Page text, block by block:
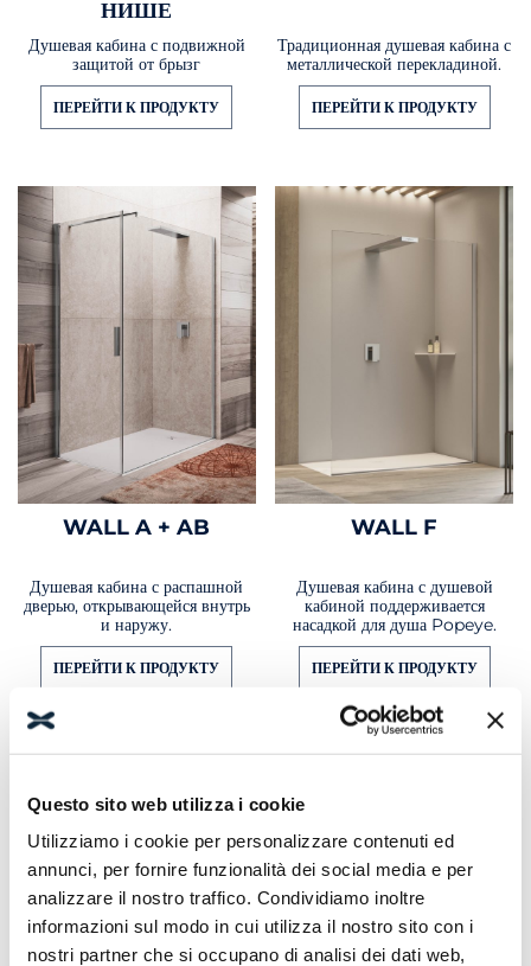
Questo sito web utilizza i cookie
Utilizziamo i cookie per personalizzare contenuti ed
annunci, per fornire funzionalità dei social media e per
analizzare il nostro traffico. Condividiamo inoltre
informazioni sul modo in cui utilizza il nostro sito con i
nostri partner che si occupano di analisi dei dati web,
НИШЕ
Душевая кабина с подвижной
защитой от брызг
ПЕРЕЙТИ К ПРОДУКТУ
Традиционная душевая кабина с
металлической перекладиной.
ПЕРЕЙТИ К ПРОДУКТУ
WALL A + AB
Душевая кабина с распашной
дверью, открывающейся внутрь
и наружу.
ПЕРЕЙТИ К ПРОДУКТУ
WALL F
Душевая кабина с душевой
кабиной поддерживается
насадкой для душа Popeye.
ПЕРЕЙТИ К ПРОДУКТУ